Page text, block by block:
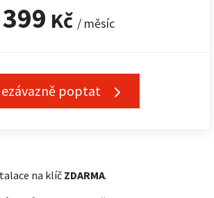
399 Kč / měsíc
poptat
na klíč ZDARMA.